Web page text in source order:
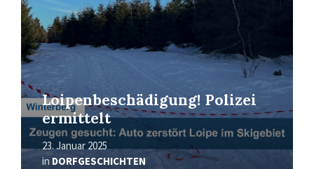
Loipenbeschädigung! Polizei
ermittelt
23. Januar 2025
in DORFGESCHICHTEN